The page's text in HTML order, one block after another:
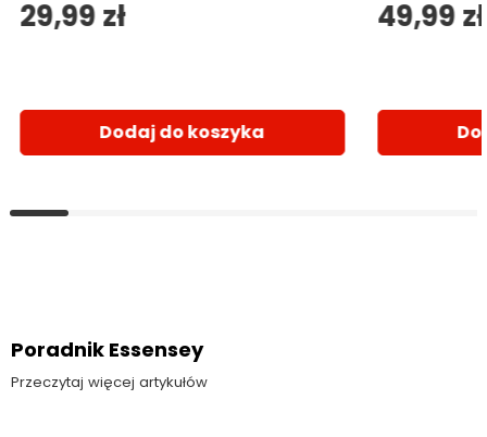
29,99 zł
Dodaj do koszyka
49,99 zł
Poradnik Essensey
Przeczytaj więcej artykułów